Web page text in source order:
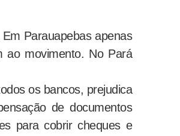
Parauapebas apenas
ao movimento. No Pará
os bancos, prejudica
de documentos
para cobrir cheques e